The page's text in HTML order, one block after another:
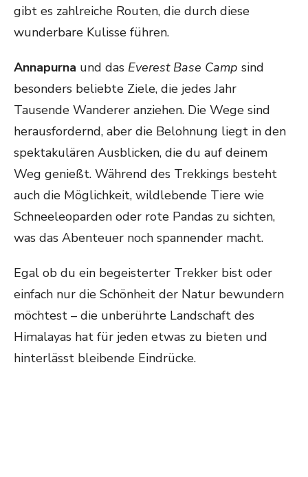
gibt es zahlreiche Routen, die durch diese
wunderbare Kulisse führen.
Annapurna und das Everest Base Camp sind
besonders beliebte Ziele, die jedes Jahr
Tausende Wanderer anziehen. Die Wege sind
herausfordernd, aber die Belohnung liegt in den
spektakulären Ausblicken, die du auf deinem
Weg genießt. Während des Trekkings besteht
auch die Möglichkeit, wildlebende Tiere wie
Schneeleoparden oder rote Pandas zu sichten,
was das Abenteuer noch spannender macht.
Egal ob du ein begeisterter Trekker bist oder
einfach nur die Schönheit der Natur bewundern
möchtest – die unberührte Landschaft des
Himalayas hat für jeden etwas zu bieten und
hinterlässt bleibende Eindrücke.